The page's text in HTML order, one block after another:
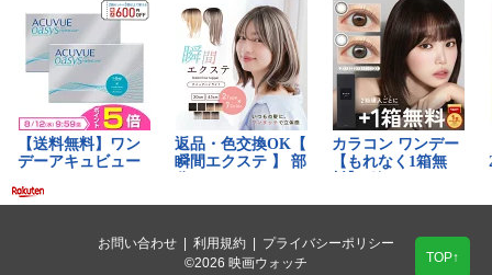
お問い合わせ 利用規約
プライバシーポリシー
©2026 映画ウォッチ
TOP↑